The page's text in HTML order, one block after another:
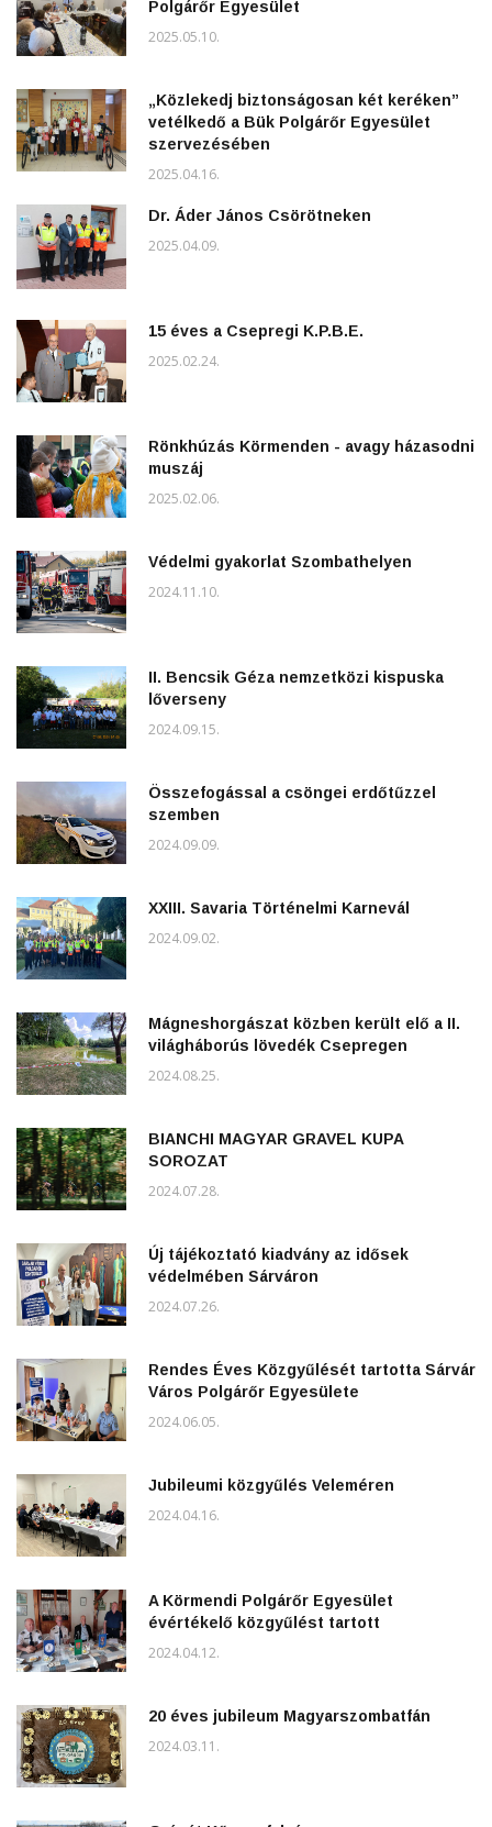
Polgárőr Egyesület
2025.05.10.
„Közlekedj biztonságosan két keréken”
vetélkedő a Bük Polgárőr Egyesület
szervezésében
2025.04.16.
Dr. Áder János Csörötneken
2025.04.09.
15 éves a Csepregi K.P.B.E.
2025.02.24.
Rönkhúzás Körmenden - avagy házasodni
muszáj
2025.02.06.
Védelmi gyakorlat Szombathelyen
2024.11.10.
II. Bencsik Géza nemzetközi kispuska
lőverseny
2024.09.15.
Összefogással a csöngei erdőtűzzel
szemben
2024.09.09.
XXIII. Savaria Történelmi Karnevál
2024.09.02.
Mágneshorgászat közben került elő a II.
világháborús lövedék Csepregen
2024.08.25.
BIANCHI MAGYAR GRAVEL KUPA
SOROZAT
2024.07.28.
Új tájékoztató kiadvány az idősek
védelmében Sárváron
2024.07.26.
Rendes Éves Közgyűlését tartotta Sárvár
Város Polgárőr Egyesülete
2024.06.05.
Jubileumi közgyűlés Veleméren
2024.04.16.
A Körmendi Polgárőr Egyesület
évértékelő közgyűlést tartott
2024.04.12.
20 éves jubileum Magyarszombatfán
2024.03.11.